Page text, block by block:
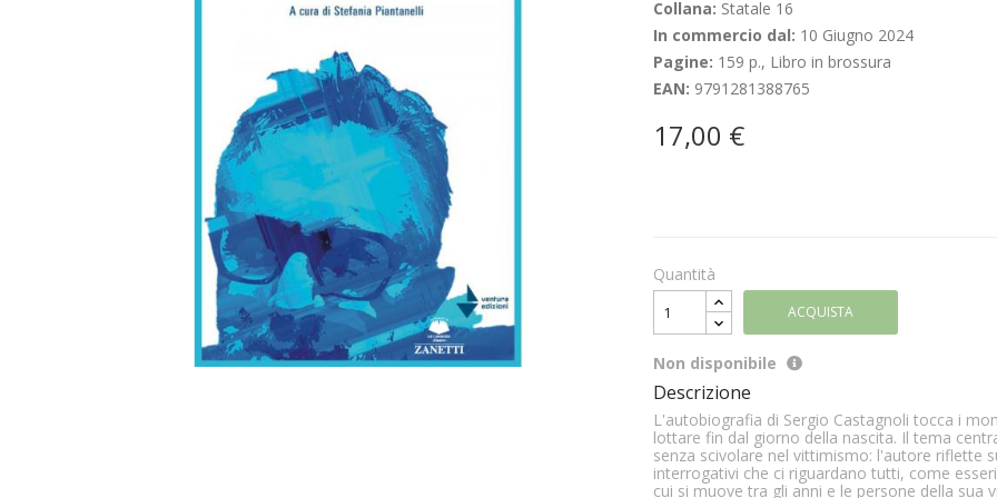
Collana: Statale 16
In commercio dal: 10 Giugno 2024
Pagine: 159 p., Libro in brossura
EAN: 9791281388765
17,00 €
Quantità
ACQUISTA
Non disponibile
Descrizione
L'autobiografia di Sergio Castagnoli tocca i
lottare fin dal giorno della nascita. Il tema
senza scivolare nel vittimismo: l'autore riflette
interrogativi che ci riguardano tutti, come
cui si muove tra gli anni e le persone della